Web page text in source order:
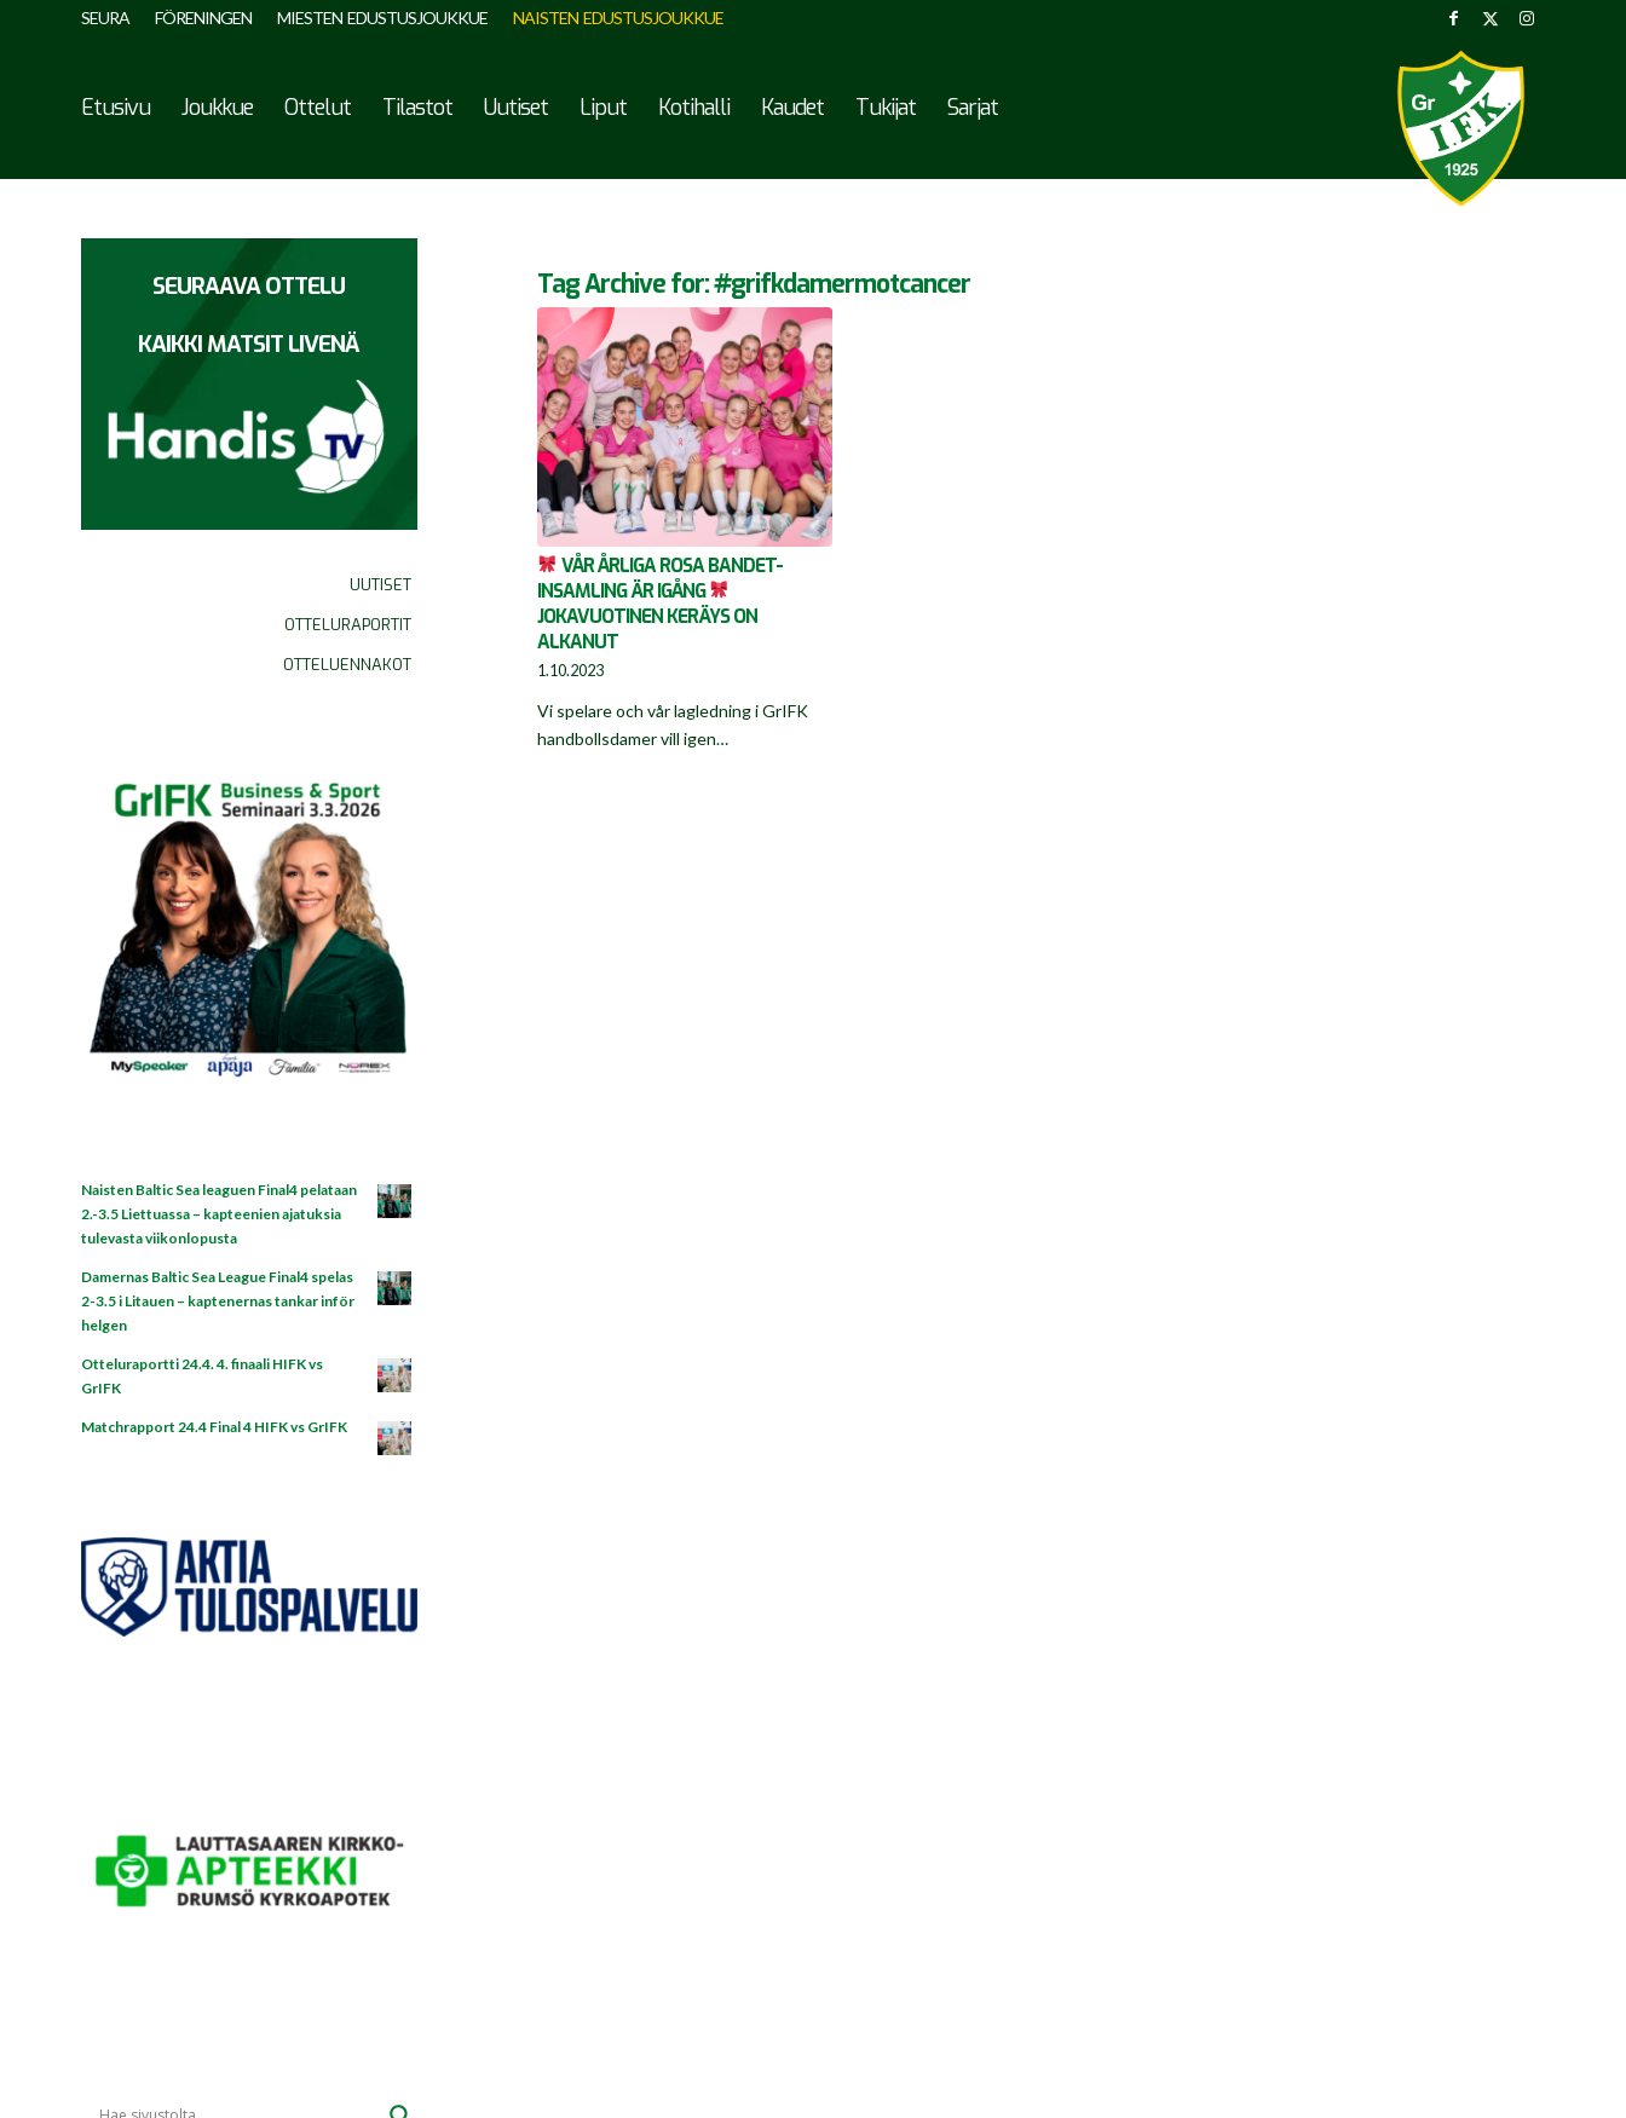
SEURA FÖRENINGEN MIESTEN EDUSTUSJOUKKUE NAISTEN EDUSTUSJOUKKUE
Etusivu Joukkue Ottelut Tilastot Uutiset Liput Kotihalli Kaudet Tukijat Sarjat
Tag Archive for:#grifkdamermotcancer
VÅR ÅRLIGA ROSA BANDET-
INSAMLING ÄR IGÅNG
JOKAVUOTINEN KERÄYS ON
ALKANUT
1.10.2023
Vi spelare och vår lagledning i GrIFK
handbollsdamer vill igen…
SEURAAVA OTTELU
KAIKKI MATSIT LIVENÄ
UUTISET
OTTELURAPORTIT
OTTELUENNAKOT
Naisten Baltic Sea leaguen Final4 pelataan
2.-3.5 Liettuassa – kapteenien ajatuksia
tulevasta viikonlopusta
Damernas Baltic Sea League Final4 spelas
2-3.5 i Litauen – kaptenernas tankar inför
helgen
Otteluraportti 24.4. 4. finaali HIFK vs
GrIFK
Matchrapport 24.4 Final 4 HIFK vs GrIFK